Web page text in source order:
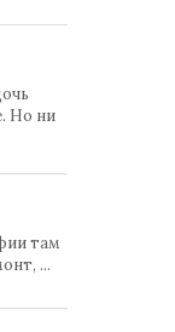
Но ни
там
...